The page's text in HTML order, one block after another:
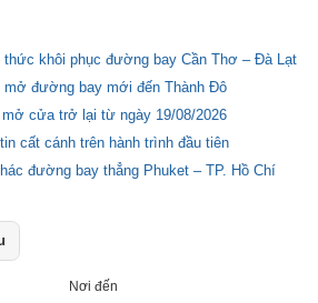
thức khôi phục đường bay Cần Thơ – Đà Lạt
mở đường bay mới đến Thành Đô
cửa trở lại từ ngày 19/08/2026
cất cánh trên hành trình đầu tiên
đường bay thẳng Phuket – TP. Hồ Chí
Nơi đến